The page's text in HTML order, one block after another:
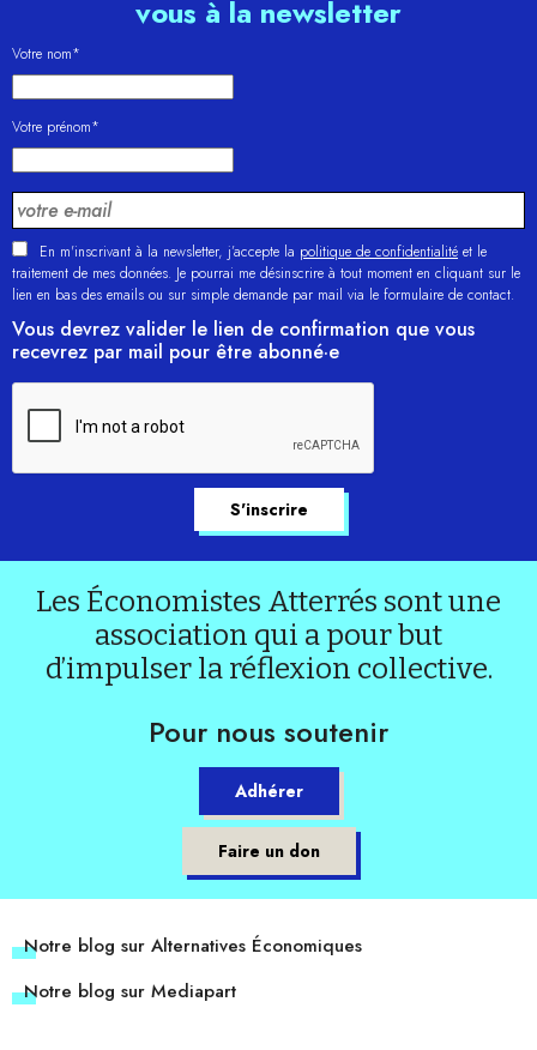
vous à la newsletter
Votre nom*
Votre prénom*
En m'inscrivant à la newsletter, j’accepte la politique de confidentialité et le
traitement de mes données. Je pourrai me désinscrire à tout moment en cliquant sur le
lien en bas des emails ou sur simple demande par mail via le formulaire de contact.
Vous devrez valider le lien de confirmation que vous
recevrez par mail pour être abonné·e
Les Économistes Atterrés sont une
association qui a pour but
d’impulser la réflexion collective.
Pour nous soutenir
Adhérer
Faire un don
Notre blog sur Alternatives Économiques
Notre blog sur Mediapart